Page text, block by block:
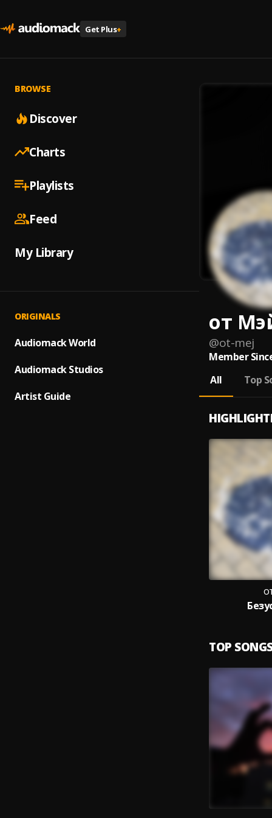
Get Plus+
BROWSE
Discover
Charts
Playlists
Feed
My Library
ORIGINALS
Audiomack World
Audiomack Studios
Artist Guide
от
@ot-mej
Member
All
Top
TOP